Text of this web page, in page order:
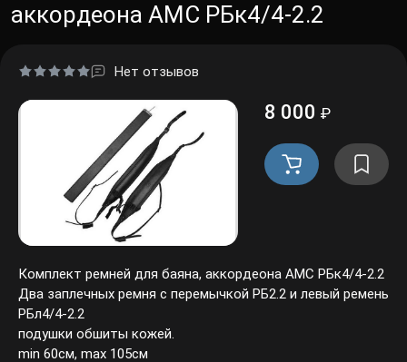
аккордеона АМС РБк4/4-2.2
Нет отзывов
8 000 ₽
Комплект ремней для баяна, аккордеона АМС РБк4/4-2.2
Два заплечных ремня с перемычкой РБ2.2 и левый ремень
РБл4/4-2.2
подушки обшиты кожей.
min 60см, max 105см